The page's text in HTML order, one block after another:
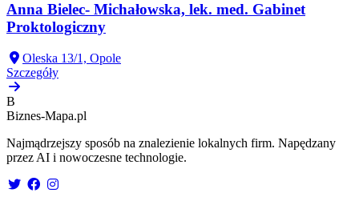
Anna Bielec- Michałowska, lek. med. Gabinet
Proktologiczny
Oleska 13/1, Opole
Szczegóły
B
Biznes-Mapa.pl
Najmądrzejszy sposób na znalezienie lokalnych firm. Napędzany
przez AI i nowoczesne technologie.